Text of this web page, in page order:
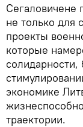
Сегаловичене
не только для
проекты
которые
солидарности,
экономике
траектории.